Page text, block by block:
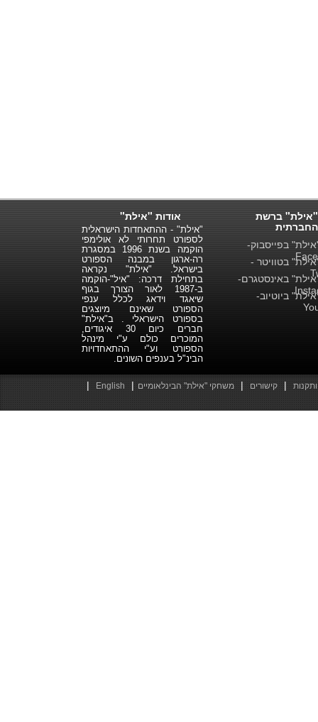
אודות "אילת"
"אילת" - ההתאחדות הישראלית
לספורט תחרותי לא אולימפי
הוקמה בשנת 1996 במסגרת
רה-ארגון במבנה הספורט
בישראל. "אילת" נקראה
בתחילת דרכה: "איל"-הוקמה
ב-1987 לאור הצורך בגוף
שיאגד וידאג לכלל ענפי
הספורט שאינם מיוצגים
בספורט הישראלי . ב"אילת"
חברים כיום 30 איגודים,
המוכרים כולם ע"י מינהל
הספורט וע"י ההתאחדויות
הבינ"ל בענפים השונים.
"אילת" ברשת
החברתית
בפייסבוק-
בטוויטר -
באינסטגרם-
ביוטיוב-
| קישורים | משחקי "אילת" הבינלאומיים |
English
|